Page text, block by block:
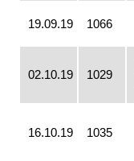
19.09.19 1066
02.10.19 1029
16.10.19 1035